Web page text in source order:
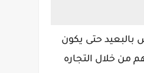
بالبعيد حتى يكون
من خلال التجاره